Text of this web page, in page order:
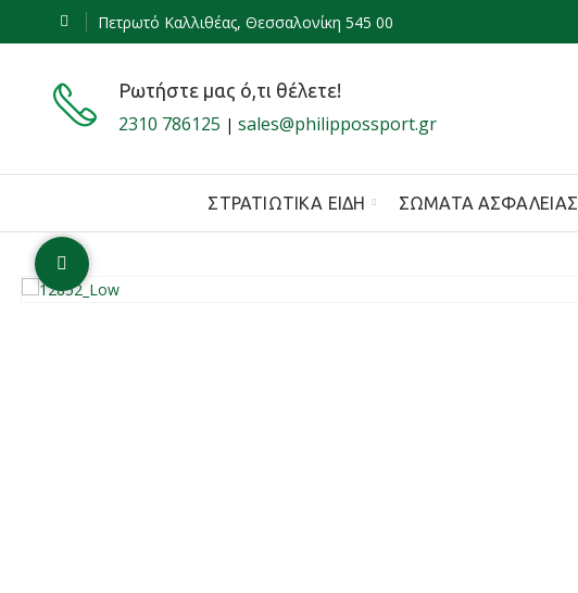
Πετρωτό Καλλιθέας, Θεσσαλονίκη 545 00
Ρωτήστε μας ό,τι θέλετε!
2310 786125 | sales@philippossport.gr
ΣΤΡΑΤΙΩΤΙΚΆ ΕΊΔΗ ΣΏΜΑΤΑ ΑΣΦΑΛΕΊΑΣ